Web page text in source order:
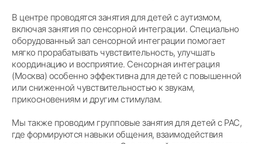
В центре проводятся занятия для детей с аутизмом,
включая занятия по сенсорной интеграции. Специально
оборудованный зал сенсорной интеграции помогает
мягко прорабатывать чувствительность, улучшать
координацию и восприятие. Сенсорная интеграция
(Москва) особенно эффективна для детей с повышенной
или сниженной чувствительностью к звукам,
прикосновениям и другим стимулам.
Мы также проводим групповые занятия для детей с РАС,
где формируются навыки общения, взаимодействия